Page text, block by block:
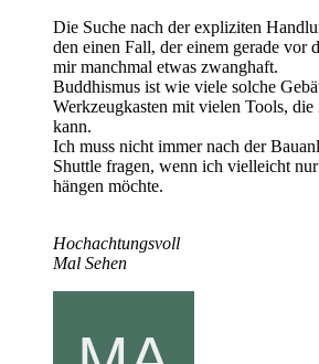
Die Suche nach der expliziten
den einen Fall, der einem gerade vor
mir manchmal etwas zwanghaft.
Buddhismus ist wie viele solche
Werkzeugkasten mit vielen Tools,
kann.
Ich muss nicht immer nach der
Shuttle fragen, wenn ich vielleicht
hängen möchte.
Hochachtungsvoll
Mal Sehen